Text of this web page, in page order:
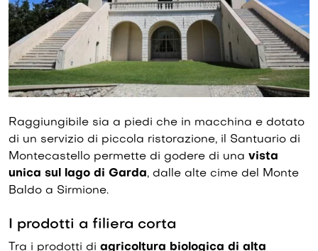
Raggiungibile sia a piedi che in macchina e dotato
di un servizio di piccola ristorazione, il Santuario di
Montecastello permette di godere di una vista
unica sul lago di Garda, dalle alte cime del Monte
Baldo a Sirmione.
I prodotti a filiera corta
Tra i prodotti di agricoltura biologica di alta